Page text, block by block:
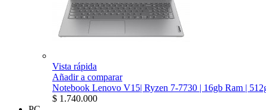
Vista rápida
Añadir a comparar
Notebook Lenovo V15| Ryzen 7-7730 | 16gb Ram |
$ 1.740.000